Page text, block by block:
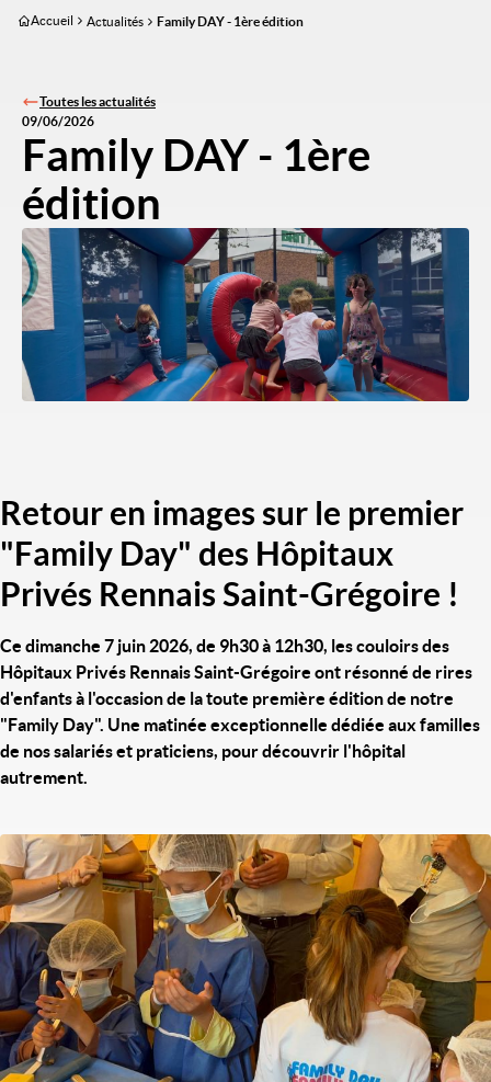
Aller
principal
Accueil Actualités Family DAY - 1ère édition
Toutes les actualités
09/06/2026
Family DAY - 1ère
édition
Image
Titre
Retour en images sur le premier
"Family Day" des Hôpitaux
Privés Rennais Saint-Grégoire !
Ce dimanche 7 juin 2026, de 9h30 à 12h30, les couloirs des
Hôpitaux Privés Rennais Saint-Grégoire ont résonné de rires
d'enfants à l'occasion de la toute première édition de notre
"Family Day". Une matinée exceptionnelle dédiée aux familles
de nos salariés et praticiens, pour découvrir l'hôpital
autrement.
Image